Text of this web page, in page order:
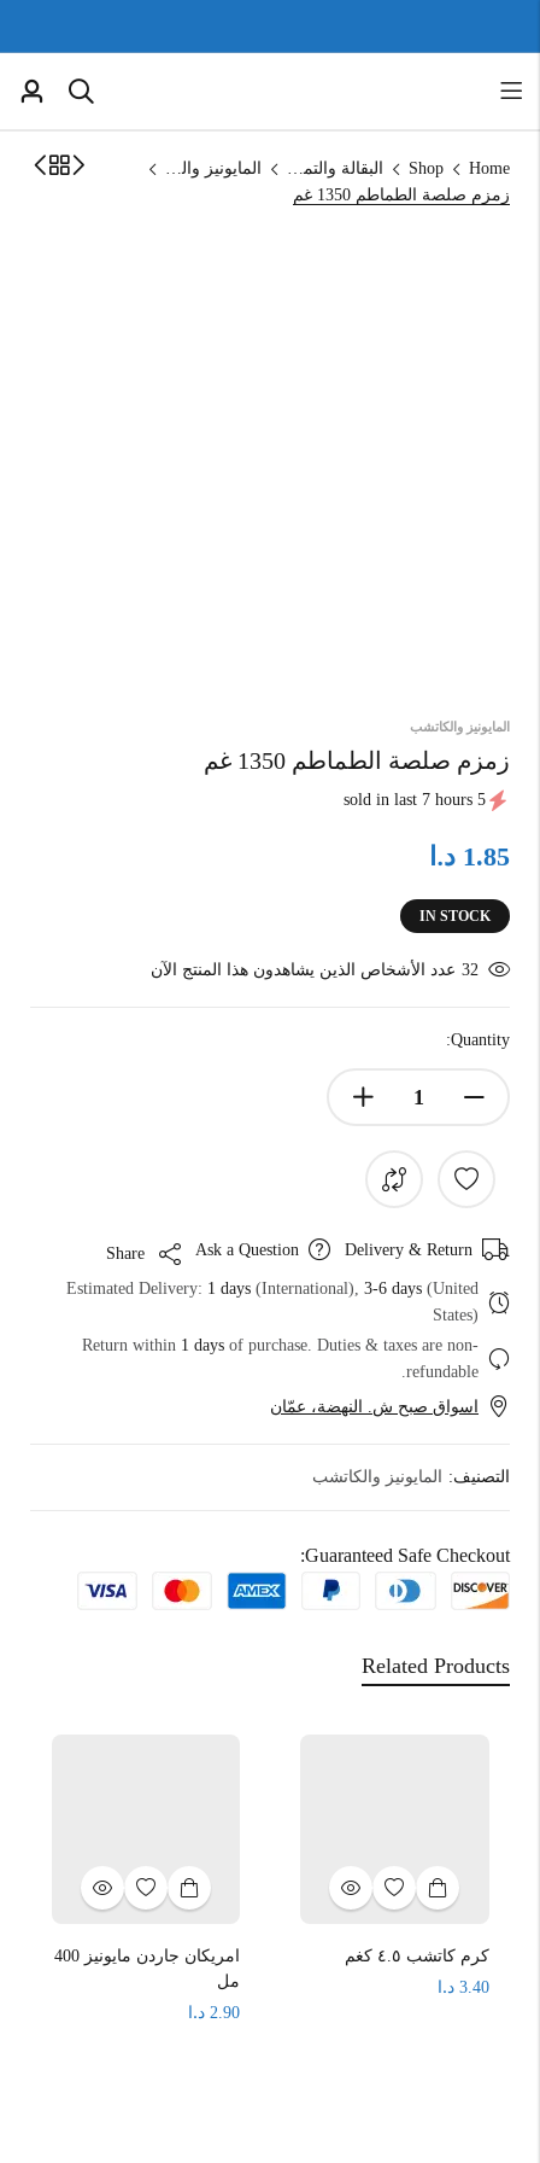
Home
Shop البقالة والتموين
المايونيز والكاتشب
زمزم صلصة الطماطم 1350 غم
المايونيز والكاتشب
زمزم صلصة الطماطم 1350 غم
5 sold in last 7 hours
1.85 د.ا
IN STOCK
32 عدد الأشخاص الذين يشاهدون هذا المنتج الآن
Quantity:
Delivery & Return
Ask a Question
Estimated Delivery: 1 days (International), 3-6 days (United
States)
Return within 1 days of purchase. Duties & taxes are non-
refundable.
اسواق صبح ش. النهضة، عمّان
التصنيف: المايونيز والكاتشب
Guaranteed Safe Checkout:
Related Products
كرم كاتشب ٤.٥ كغم
3.40 د.ا
امريكان جاردن مايونيز 400
مل
2.90 د.ا